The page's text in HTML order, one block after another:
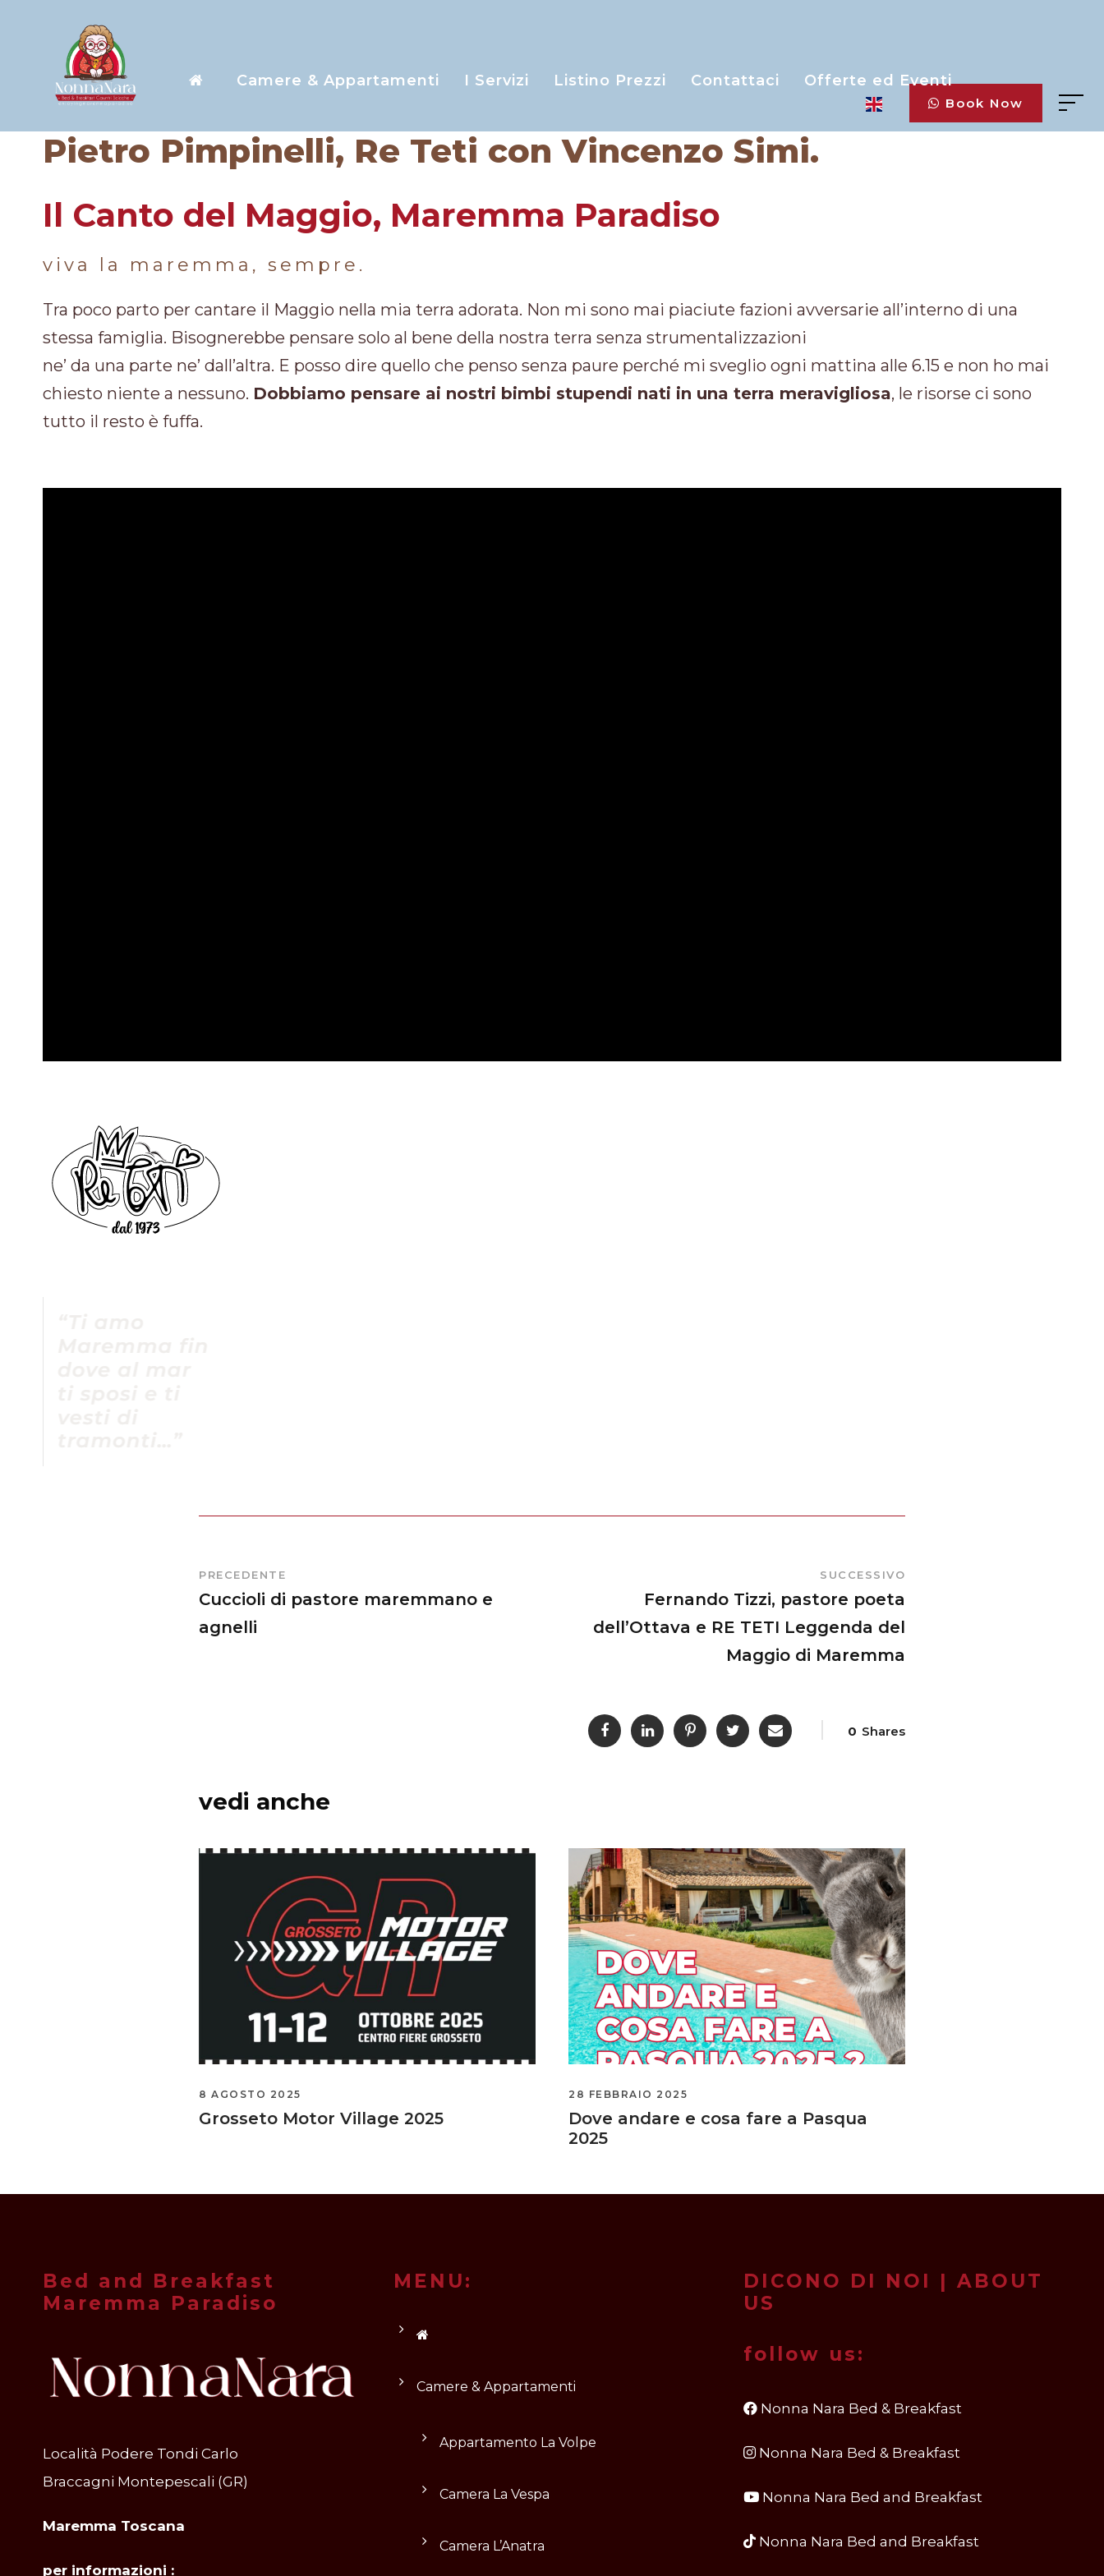
Camere & Appartamenti I Servizi Listino Prezzi Contattaci Offerte ed Eventi
Book Now
Pietro Pimpinelli, Re Teti con Vincenzo Simi.
Il Canto del Maggio, Maremma Paradiso
viva la maremma, sempre.
Tra poco parto per cantare il Maggio nella mia terra adorata. Non mi sono mai piaciute fazioni avversarie all’interno di una
stessa famiglia. Bisognerebbe pensare solo al bene della nostra terra senza strumentalizzazioni
ne’ da una parte ne’ dall’altra. E posso dire quello che penso senza paure perché mi sveglio ogni mattina alle 6.15 e non ho mai
chiesto niente a nessuno. Dobbiamo pensare ai nostri bimbi stupendi nati in una terra meravigliosa, le risorse ci sono
tutto il resto è fuffa.
PRECEDENTE
Cuccioli di pastore maremmano e
agnelli
SUCCESSIVO
Fernando Tizzi, pastore poeta
dell’Ottava e RE TETI Leggenda del
Maggio di Maremma
0 Shares
vedi anche
8 AGOSTO 2025
Grosseto Motor Village 2025
28 FEBBRAIO 2025
Dove andare e cosa fare a Pasqua
2025
Bed and Breakfast
Maremma Paradiso
Località Podere Tondi Carlo
Braccagni Montepescali (GR)
Maremma Toscana
per informazioni :
MENU:
Camere & Appartamenti
Appartamento La Volpe
Camera La Vespa
Camera L’Anatra
DICONO DI NOI | ABOUT
US
follow us:
Nonna Nara Bed & Breakfast
Nonna Nara Bed & Breakfast
Nonna Nara Bed and Breakfast
Nonna Nara Bed and Breakfast